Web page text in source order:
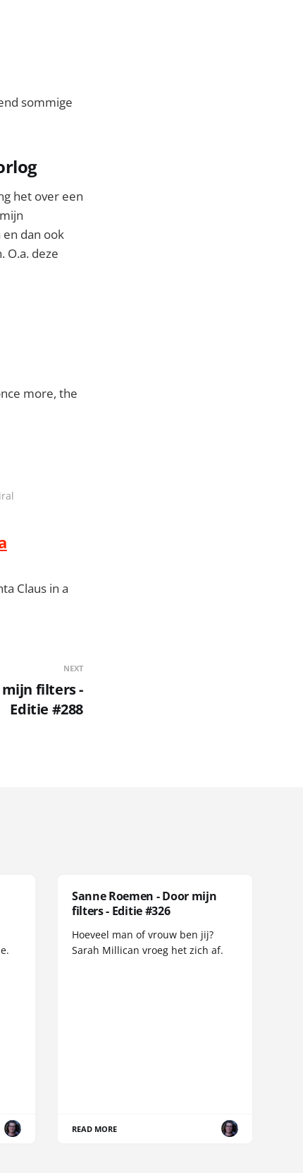
sommige
het over een
dan ook
O.a. deze
more, the
Claus in a
NEXT
mijn filters -
Editie #288
Sanne Roemen - Door mijn
filters - Editie #326
Hoeveel man of vrouw ben jij?
Sarah Millican vroeg het zich af.
READ MORE